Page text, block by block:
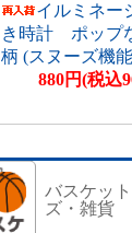
イルミネー
き時計 ポップ
柄 (スヌーズ機
880円(税込
バスケッ
ズ・雑貨